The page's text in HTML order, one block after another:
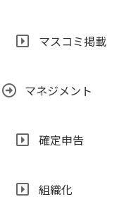
マスコミ掲載
マネジメント
確定申告
組織化